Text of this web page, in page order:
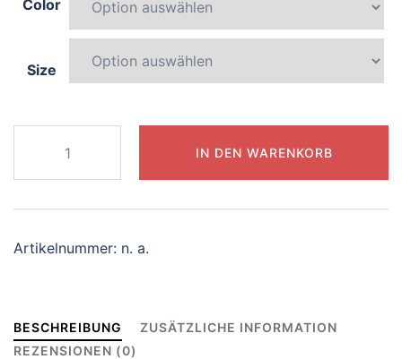
Color
Size
dynamic-
panda
Menge
IN DEN WARENKORB
Artikelnummer: n. a.
BESCHREIBUNG
ZUSÄTZLICHE INFORMATION
REZENSIONEN (0)